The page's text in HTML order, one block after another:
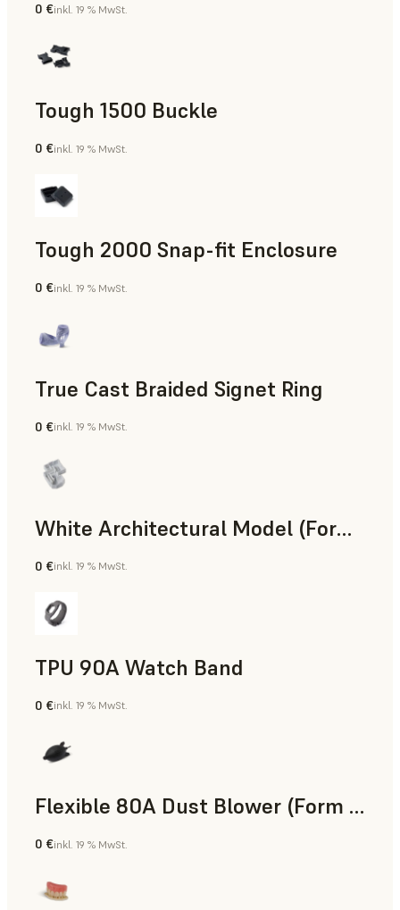
Zahnmedizin
0 €inkl. 19 % MwSt.
Tough 1500 Buckle
Technik
0 €inkl. 19 % MwSt.
Tough 2000 Snap-fit Enclosure
Technik
0 €inkl. 19 % MwSt.
True Cast Braided Signet Ring
Schmuck
0 €inkl. 19 % MwSt.
White Architectural Model (Form 4)
Standard
0 €inkl. 19 % MwSt.
TPU 90A Watch Band
SLS-Pulver
0 €inkl. 19 % MwSt.
Flexible 80A Dust Blower (Form 4)
0 €inkl. 19 % MwSt.